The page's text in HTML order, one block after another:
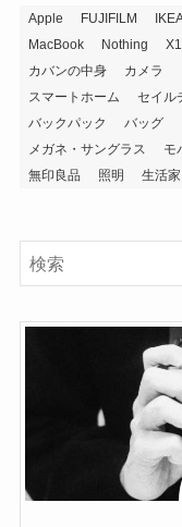
Apple FUJIFILM
MacBook
Nothing
カバンの中身
カメラ
スマートホーム
セイル
バックパック
バッグ
メガネ・サングラス
モ
無印良品
照明 生活